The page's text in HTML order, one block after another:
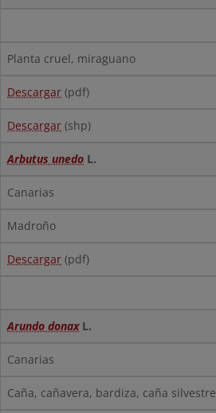
Planta cruel, miraguano
Descargar (pdf)
Descargar (shp)
Arbutus unedo L.
Canarias
Madroño
Descargar (pdf)
Arundo donaxL.
Canarias
Caña, cañavera, bardiza, caña silvestre